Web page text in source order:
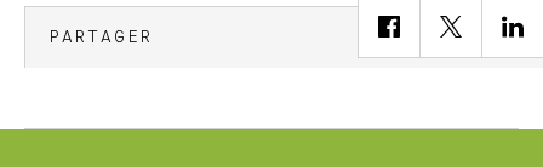
PARTAGER